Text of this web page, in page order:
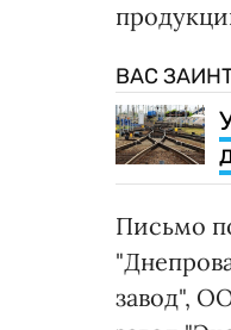
ВАС
Письмо
завод",